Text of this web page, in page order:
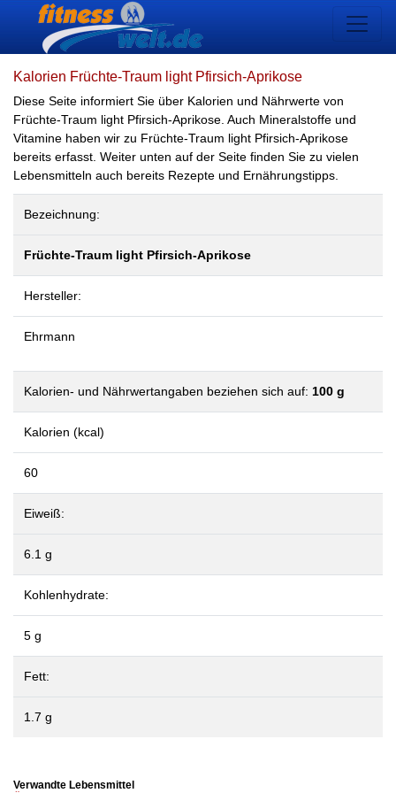
Kalorien Früchte-Traum light Pfirsich-Aprikose
Diese Seite informiert Sie über Kalorien und Nährwerte von
Früchte-Traum light Pfirsich-Aprikose. Auch Mineralstoffe und
Vitamine haben wir zu Früchte-Traum light Pfirsich-Aprikose
bereits erfasst. Weiter unten auf der Seite finden Sie zu vielen
Lebensmitteln auch bereits Rezepte und Ernährungstipps.
Bezeichnung:
Früchte-Traum light Pfirsich-Aprikose
Hersteller:
Ehrmann
Kalorien- und Nährwertangaben beziehen sich auf: 100 g
Kalorien (kcal)
60
Eiweiß:
6.1 g
Kohlenhydrate:
5 g
Fett:
1.7 g
Verwandte Lebensmittel